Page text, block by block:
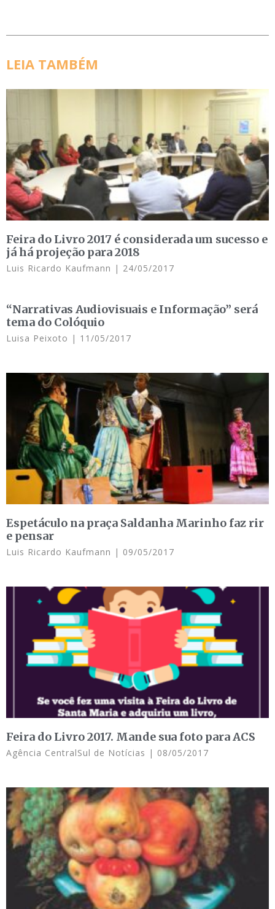
LEIA TAMBÉM
Feira do Livro 2017 é considerada um sucesso e
já há projeção para 2018
Luis Ricardo Kaufmann 24/05/2017
“Narrativas Audiovisuais e Informação” será
tema do Colóquio
Luisa Peixoto 11/05/2017
Espetáculo na praça Saldanha Marinho faz rir
e pensar
Luis Ricardo Kaufmann 09/05/2017
Feira do Livro 2017. Mande sua foto para ACS
Agência CentralSul de Notícias 08/05/2017